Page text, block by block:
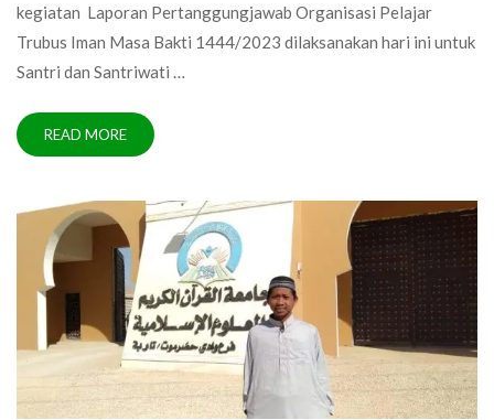
kegiatan Laporan Pertanggungjawab Organisasi Pelajar
Trubus Iman Masa Bakti 1444/2023 dilaksanakan hari ini untuk
Santri dan Santriwati …
READ MORE